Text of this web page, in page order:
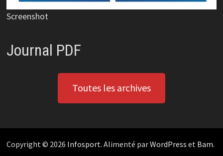
Screenshot
Journal PDF
Toutes les archives
Copyright © 2026 Infosport. Alimenté parWordPress et Bam.